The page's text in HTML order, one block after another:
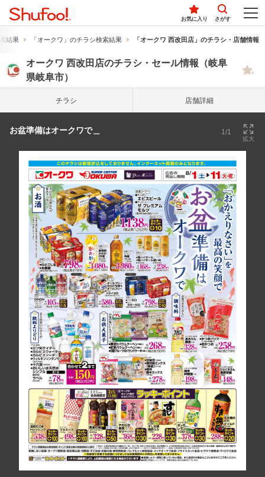
お気に入り さがす
結果 「オークワ」のチラシ検索結果 「オークワ 西改田店」のチラシ・店舗情報
オークワ 西改田店のチラシ・セール情報（岐阜
県岐阜市）
チラシ 店舗詳細
お盆準備はオークワで＿ 1/1
拡大